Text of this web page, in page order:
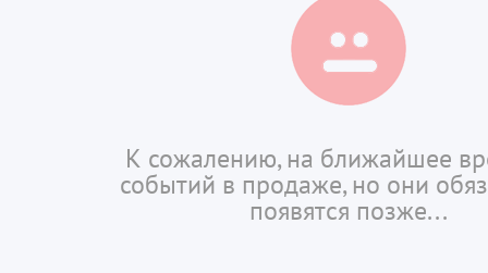
К сожалению, на ближайшее
событий в продаже, но они
появятся позже...